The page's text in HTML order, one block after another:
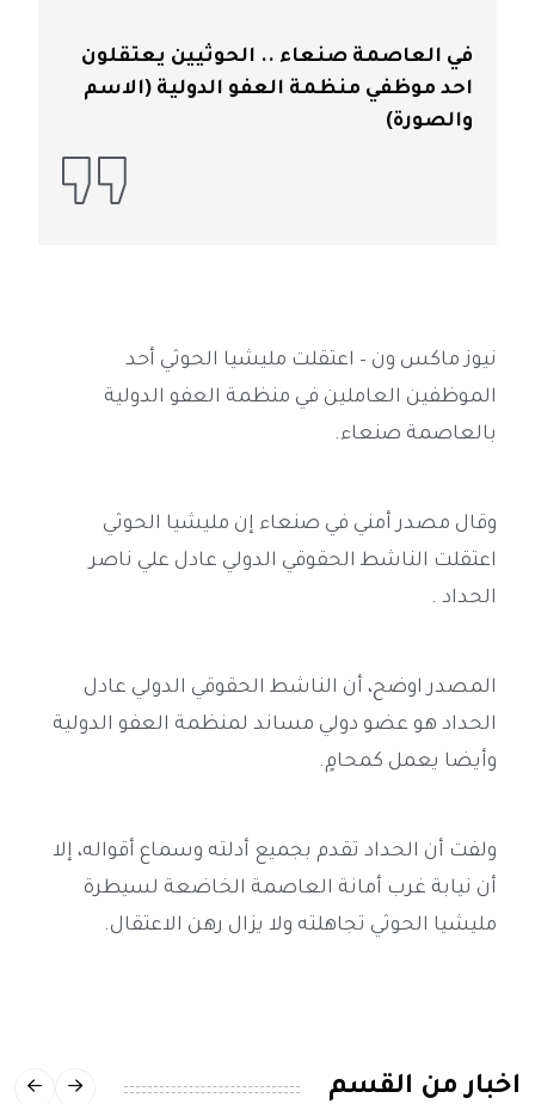
في العاصمة صنعاء .. الحوثيين يعتقلون
احد موظفي منظمة العفو الدولية (الاسم
والصورة)
نيوز ماكس ون – اعتقلت مليشيا الحوثي أحد
الموظفين العاملين في منظمة العفو الدولية
بالعاصمة صنعاء.
وقال مصدر أمني في صنعاء إن مليشيا الحوثي
اعتقلت الناشط الحقوقي الدولي عادل علي ناصر
الحداد .
المصدر اوضح، أن الناشط الحقوقي الدولي عادل
الحداد هو عضو دولي مساند لمنظمة العفو الدولية
وأيضا يعمل كمحامٍ.
ولفت أن الحداد تقدم بجميع أدلته وسماع أقواله، إلا
أن نيابة غرب أمانة العاصمة الخاضعة لسيطرة
مليشيا الحوثي تجاهلته ولا يزال رهن الاعتقال.
اخبار من القسم